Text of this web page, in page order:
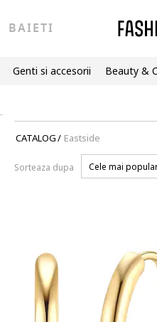
BAIETI
Genti si accesorii Beauty &
CATALOG/ Eastside
Sorteaza dupa Cele mai